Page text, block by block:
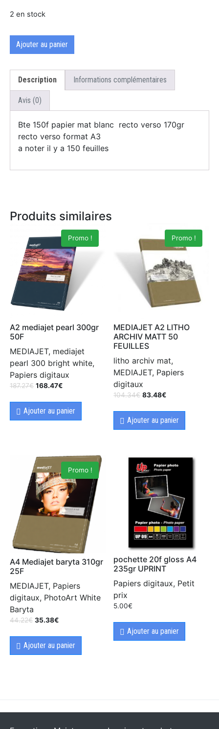
2 en stock
Ajouter au panier
Description Informations complémentaires
Avis (0)
Bte 150f papier mat blanc recto verso 170gr
recto verso format A3
a noter il y a 150 feuilles
Produits similaires
Promo !
A2 mediajet pearl 300gr
50F
MEDIAJET, mediajet
pearl 300 bright white,
Papiers digitaux
187.27€ 168.47€
Ajouter au panier
Promo !
MEDIAJET A2 LITHO
ARCHIV MATT 50
FEUILLES
litho archiv mat,
MEDIAJET, Papiers
digitaux
104.34€ 83.48€
Ajouter au panier
Promo !
A4 Mediajet baryta 310gr
25F
MEDIAJET, Papiers
digitaux, PhotoArt White
Baryta
44.22€ 35.38€
Ajouter au panier
pochette 20f gloss A4
235gr UPRINT
Papiers digitaux, Petit
prix
5.00€
Ajouter au panier